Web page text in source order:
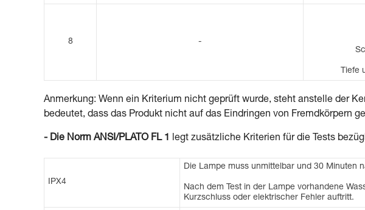
8
-
Tiefe
Anmerkung: Wenn ein Kriterium nicht geprüft wurde, steht anstelle der
bedeutet, dass das Produkt nicht auf das Eindringen von Fremdkörpern
- Die Norm ANSI/PLATO FL 1 legt zusätzliche Kriterien für die Tests
IPX4
Die Lampe muss unmittelbar und 30 Minuten
Nach dem Test in der Lampe vorhandene
Kurzschluss oder elektrischer Fehler auftritt.